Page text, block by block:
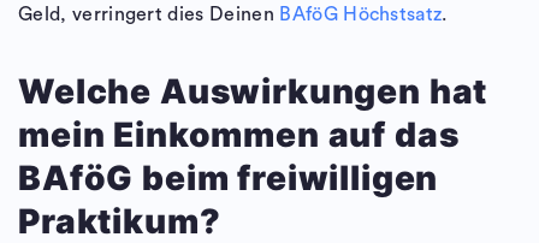
Geld, verringert dies Deinen BAföG Höchstsatz.
Welche Auswirkungen hat
mein Einkommen auf das
BAföG beim freiwilligen
Praktikum?